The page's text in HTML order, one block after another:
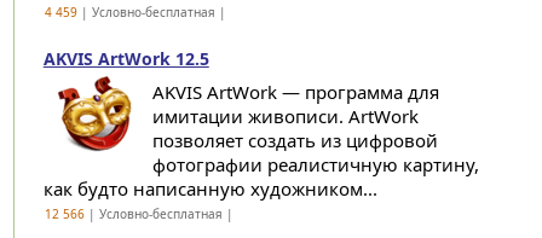
4 459| Условно-бесплатная |
AKVIS ArtWork 12.5
AKVIS ArtWork — программа для
имитации живописи. ArtWork
позволяет создать из цифровой
фотографии реалистичную картину,
как будто написанную художником...
12 566| Условно-бесплатная |